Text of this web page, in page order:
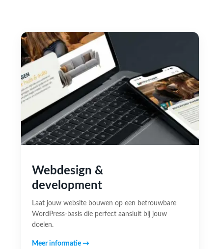
Webdesign &
development
Laat jouw website bouwen op een betrouwbare
WordPress-basis die perfect aansluit bij jouw
doelen.
Meer informatie →